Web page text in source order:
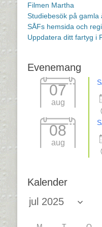
Filmen Martha
Studiebesök på
SÅFs hemsida och
Uppdatera ditt fartyg i
Evenemang
07
aug
08
aug
Kalender